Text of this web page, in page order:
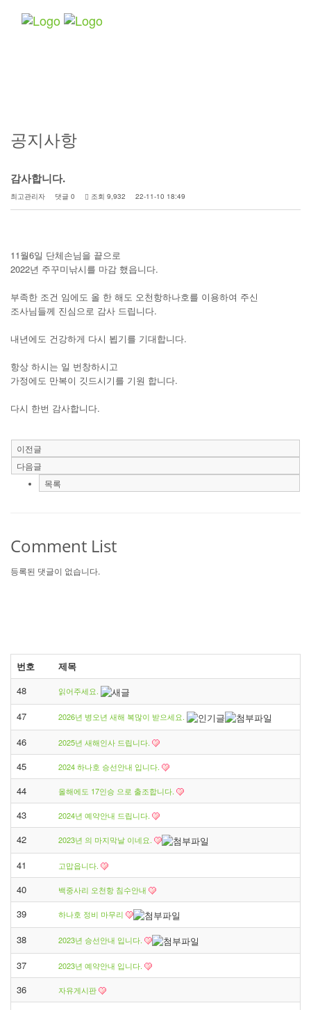
공지사항
감사합니다.
최고관리자 댓글 0 조회 9,932 22-11-10 18:49
11월6일 단체손님을 끝으로
2022년 주꾸미낚시를 마감 했읍니다.
부족한 조건 임에도 올 한 해도 오천항하나호를 이용하여 주신
조사님들께 진심으로 감사 드립니다.
내년에도 건강하게 다시 뵙기를 기대합니다.
항상 하시는 일 번창하시고
가정에도 만복이 깃드시기를 기원 합니다.
다시 한번 감사합니다.
이전글
다음글
목록
Comment List
등록된 댓글이 없습니다.
번호
제목
48
읽어주세요.
47 2026년 병오년 새해 복많이 받으세요.
46 2025년 새해인사 드립니다.
45 2024 하나호 승선안내 입니다.
44 올해에도 17인승 으로 출조합니다.
43 2024년 예약안내 드립니다.
42 2023년 의 마지막날 이네요.
41 고맙읍니다.
40 백중사리 오천항 침수안내
39 하나호 정비 마무리
38 2023년 승선안내 입니다.
37 2023년 예약안내 입니다.
36 자유게시판